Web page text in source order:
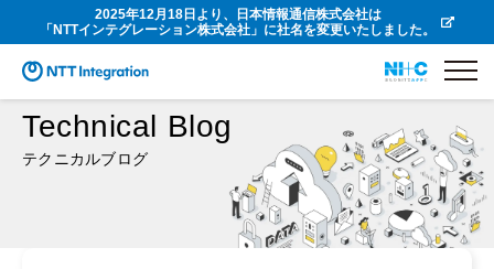
2025年12月18日より、日本情報通信株式会社は
「NTTインテグレーション株式会社」に社名を変更いたしました。
Technical Blog
テクニカルブログ